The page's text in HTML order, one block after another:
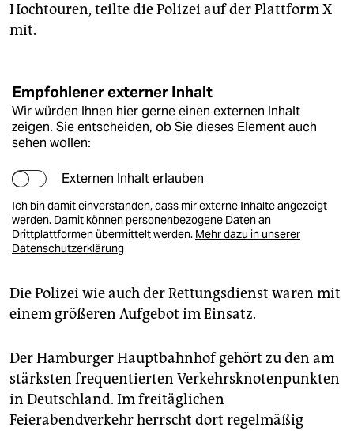
Hochtouren, teilte die Polizei auf der Plattform X
mit.
Empfohlener externer Inhalt
Wir würden Ihnen hier gerne einen externen Inhalt
zeigen. Sie entscheiden, ob Sie dieses Element auch
sehen wollen:
Externen Inhalt erlauben
Ich bin damit einverstanden, dass mir externe Inhalte angezeigt
werden. Damit können personenbezogene Daten an
Drittplattformen übermittelt werden. Mehr dazu in unserer
Datenschutzerklärung
Die Polizei wie auch der Rettungsdienst waren mit
einem größeren Aufgebot im Einsatz.
Der Hamburger Hauptbahnhof gehört zu den am
stärksten frequentierten Verkehrsknotenpunkten
in Deutschland. Im freitäglichen
Feierabendverkehr herrscht dort regelmäßig